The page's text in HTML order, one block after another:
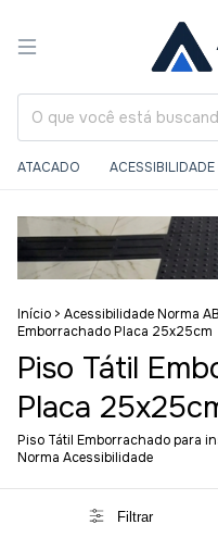
ATACADO
Início > Acessibilidade Norma
Emborrachado Placa 25x25cm
Piso Tátil
Placa
Piso Tátil Emborrachado para
Norma Acessibilidade
Filtrar